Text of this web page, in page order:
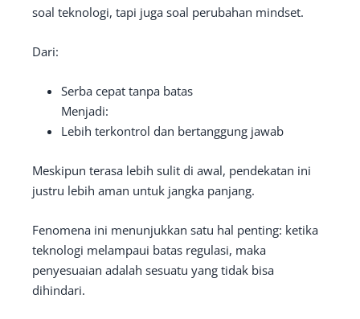
soal teknologi, tapi juga soal perubahan mindset.
Dari:
Serba cepat tanpa batas
Menjadi:
Lebih terkontrol dan bertanggung jawab
Meskipun terasa lebih sulit di awal, pendekatan ini
justru lebih aman untuk jangka panjang.
Fenomena ini menunjukkan satu hal penting: ketika
teknologi melampaui batas regulasi, maka
penyesuaian adalah sesuatu yang tidak bisa
dihindari.